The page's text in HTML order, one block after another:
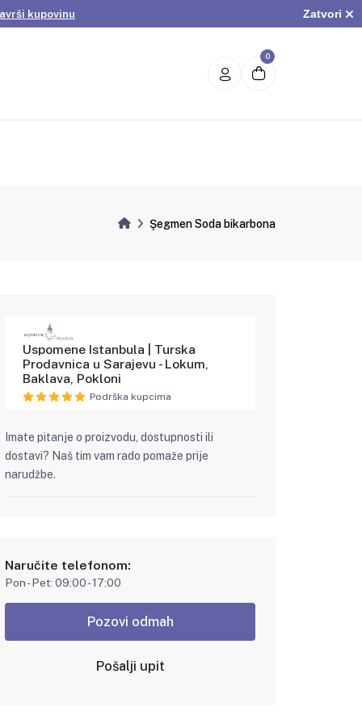
kupovinu
Pogledaj ponudu
Zatvori
0
Şegmen Soda bikarbona
Uspomene Istanbula | Turska
Prodavnica u Sarajevu - Lokum,
Baklava, Pokloni
Podrška kupcima
Imate pitanje o proizvodu, dostupnosti ili
dostavi? Naš tim vam rado pomaže prije
narudžbe.
Naručite telefonom:
Pon - Pet: 09:00 - 17:00
Pozovi odmah
Pošalji upit